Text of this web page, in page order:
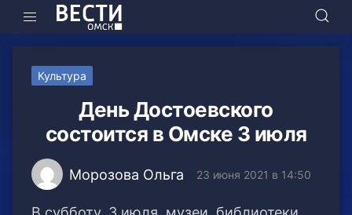
Культура
День Достоевского
состоится в Омске 3 июля
Морозова Ольга 23 июня 2021 в 14:50